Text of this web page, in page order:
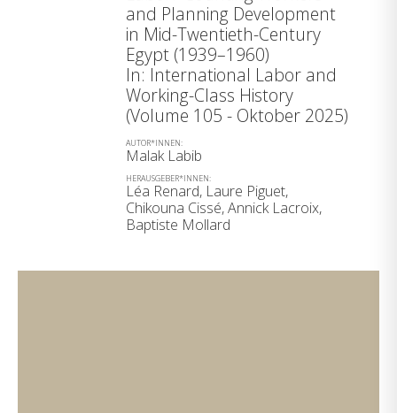
and Planning Development
in Mid-Twentieth-Century
Egypt (1939–1960)
In: International Labor and
Working-Class History
(Volume 105 - Oktober 2025)
AUTOR*INNEN:
Malak Labib
HERAUSGEBER*INNEN:
Léa Renard, Laure Piguet,
Chikouna Cissé, Annick Lacroix,
Baptiste Mollard